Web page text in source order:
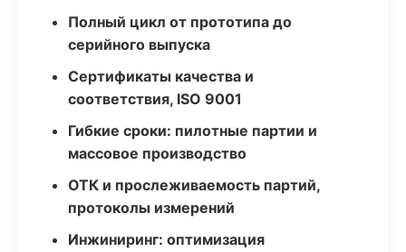
Полный цикл от прототипа до
серийного выпуска
Сертификаты качества и
соответствия, ISO 9001
Гибкие сроки: пилотные партии и
массовое производство
ОТК и прослеживаемость партий,
протоколы измерений
Инжиниринг: оптимизация